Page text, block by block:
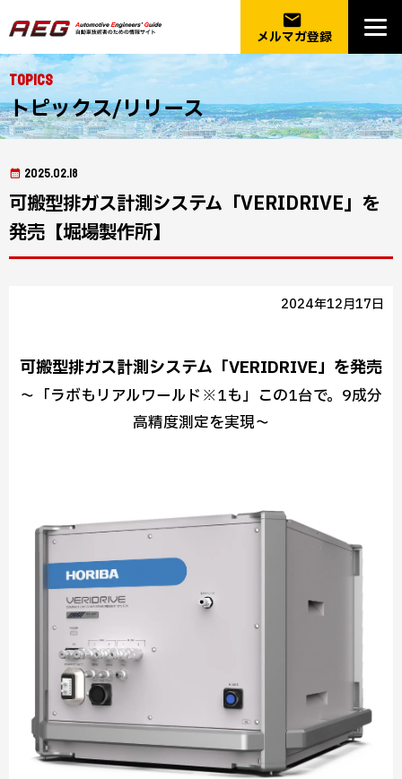
email
メルマガ登録
Topics
トピックス/リリース
2025.02.18
可搬型排ガス計測システム「VERIDRIVE」を
発売【堀場製作所】
2024年12月17日
可搬型排ガス計測システム「VERIDRIVE」を発売
～「ラボもリアルワールド※1も」この1台で。9成分
高精度測定を実現～